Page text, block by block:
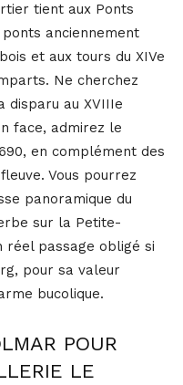
tient aux Ponts
anciennement
et aux tours du XIVe
Ne cherchez
au XVIIIe
face, admirez le
en complément des
Vous pourrez
panoramique du
sur la Petite-
réel passage obligé si
pour sa valeur
bucolique.
POUR
LE